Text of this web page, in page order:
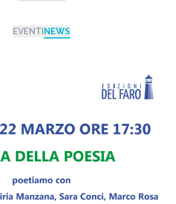
EVENTI NEWS